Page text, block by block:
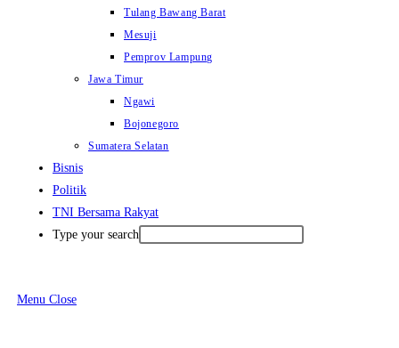
Tulang Bawang Barat
Mesuji
Pemprov Lampung
Jawa Timur
Ngawi
Bojonegoro
Sumatera Selatan
Bisnis
Politik
TNI Bersama Rakyat
Type your search
Menu Close